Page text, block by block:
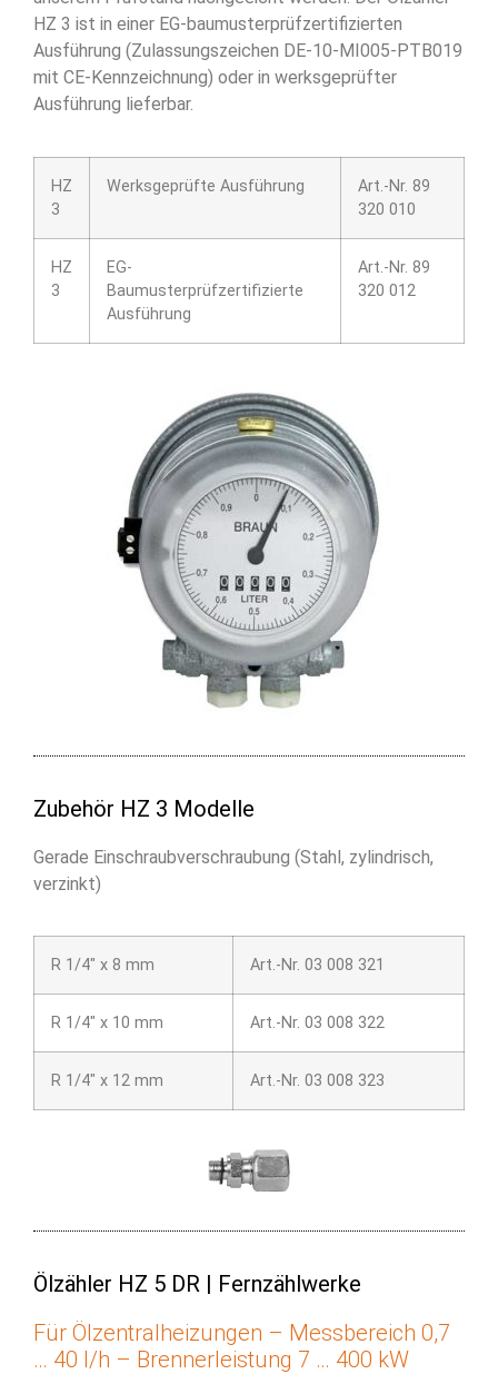
HZ 3 ist in einer EG-baumusterprüfzertifizierten
Ausführung (Zulassungszeichen DE-10-MI005-PTB019
mit CE-Kennzeichnung) oder in werksgeprüfter
Ausführung lieferbar.
HZ
3
Werksgeprüfte Ausführung
Art.-Nr. 89
320 010
HZ
3
EG-
Baumusterprüfzertifizierte
Ausführung
Art.-Nr. 89
320 012
Zubehör HZ 3 Modelle
Gerade Einschraubverschraubung (Stahl, zylindrisch,
verzinkt)
R 1/4″ x 8 mm Art.-Nr. 03 008 321
R 1/4″ x 10 mm Art.-Nr. 03 008 322
R 1/4″ x 12 mm Art.-Nr. 03 008 323
Ölzähler HZ 5 DR | Fernzählwerke
Für Ölzentralheizungen – Messbereich 0,7
… 40 l/h – Brennerleistung 7 … 400 kW